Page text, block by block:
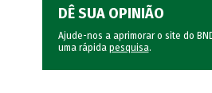
DÊ SUA OPINIÃO
Ajude-nos a aprimorar o site do
uma rápida pesquisa.